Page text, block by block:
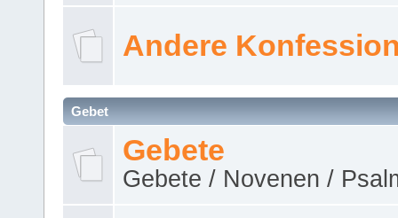
Andere
Gebet
Gebete
Gebete / Novenen /